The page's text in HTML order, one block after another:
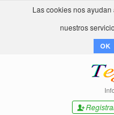
Las cookies nos
nuestros
OK